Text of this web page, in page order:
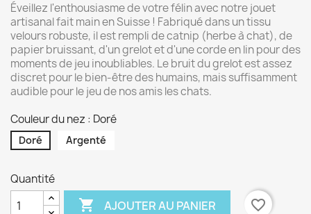
Éveillez l'enthousiasme de votre félin avec notre jouet
artisanal fait main en Suisse ! Fabriqué dans un tissu
velours robuste, il est rempli de catnip (herbe à chat), de
papier bruissant, d'un grelot et d'une corde en lin pour des
moments de jeu inoubliables. Le bruit du grelot est assez
discret pour le bien-être des humains, mais suffisamment
audible pour le jeu de nos amis les chats.
Couleur du nez : Doré
Doré Argenté
Quantité
 AJOUTER AU PANIER favorite_border